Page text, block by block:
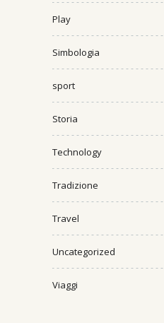
Play
Simbologia
sport
Storia
Technology
Tradizione
Travel
Uncategorized
Viaggi